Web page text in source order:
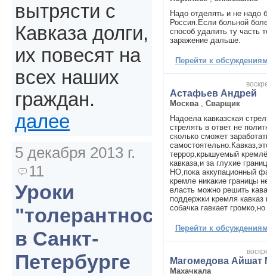
Надо отделять и не надо
Россия.Если больной
способ удалить ту часть
заражение дальше.
Перейти к
Астафьев Андрей
Москва
Сварщик
Надоела кавказская
стрелять в ответ не
сколько сможет
террор,крышуемый
кавказа,и за глухие
НО,пока аккупационный
кремле никакие границы
власть можно решить
поддержки кремля кавказ
собачка гавкает
Перейти к
Магомедова Айшат
Махачкала
вытрясти с
Кавказа долги,
их повесят на
всех наших
граждан.
далее
5 декабря 2013 г.
11
Уроки
"толерантности"
в Санкт-
Петербурге